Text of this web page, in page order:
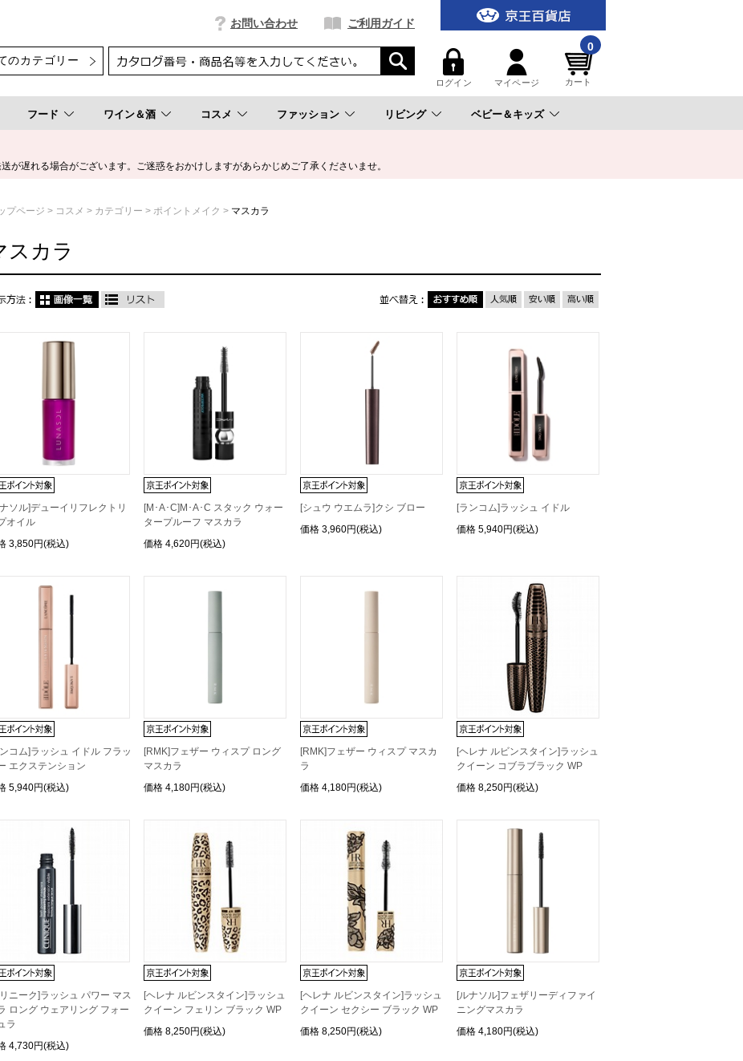
お問い合わせ ご利用ガイド
ログイン マイページ
0
カート
フード ワイン＆酒 コスメ ファッション リビング ベビー＆キッズ
が遅れる場合がございます。ご迷惑をおかけしますがあらかじめご了承くださいませ。
プページ コスメ カテゴリー ポイントメイク マスカラ
スカラ
ソル]デューイリフレクトリ
オイル
3,850円(税込)
[M･A･C]M･A･C スタック ウォー
タープルーフ マスカラ
価格 4,620円(税込)
[シュウ ウエムラ]クシ ブロー
価格 3,960円(税込)
[ランコム]ラッシュ イドル
価格 5,940円(税込)
コム]ラッシュ イドル フラッ
エクステンション
5,940円(税込)
[RMK]フェザー ウィスプ ロング
マスカラ
価格 4,180円(税込)
[RMK]フェザー ウィスプ マスカ
ラ
価格 4,180円(税込)
[ヘレナ ルビンスタイン]ラッシュ
クイーン コブラブラック WP
価格 8,250円(税込)
ニーク]ラッシュ パワー マス
ロング ウェアリング フォー
ラ
4,730円(税込)
[ヘレナ ルビンスタイン]ラッシュ
クイーン フェリン ブラック WP
価格 8,250円(税込)
[ヘレナ ルビンスタイン]ラッシュ
クイーン セクシー ブラック WP
価格 8,250円(税込)
[ルナソル]フェザリーディファイ
ニングマスカラ
価格 4,180円(税込)